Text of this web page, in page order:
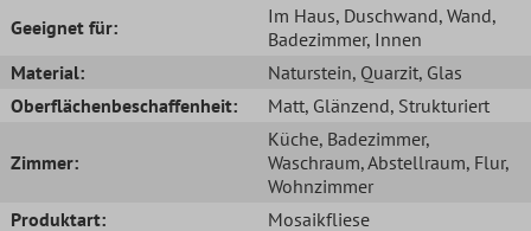
Geeignet für:
Im Haus, Duschwand, Wand,
Badezimmer, Innen
Material:
Naturstein, Quarzit, Glas
Oberflächenbeschaffenheit:
Matt, Glänzend, Strukturiert
Zimmer:
Küche, Badezimmer,
Waschraum, Abstellraum, Flur,
Wohnzimmer
Produktart:
Mosaikfliese